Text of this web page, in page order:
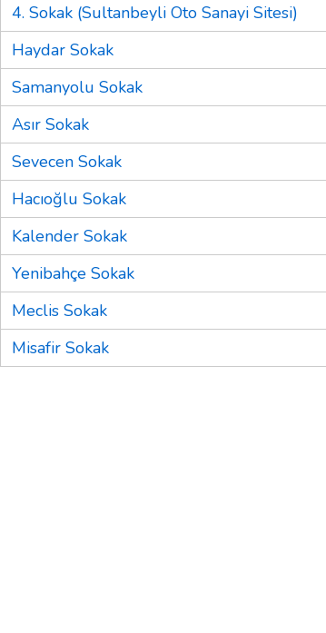
4. Sokak (Sultanbeyli Oto Sanayi Sitesi)
Haydar Sokak
Samanyolu Sokak
Asır Sokak
Sevecen Sokak
Hacıoğlu Sokak
Kalender Sokak
Yenibahçe Sokak
Meclis Sokak
Misafir Sokak